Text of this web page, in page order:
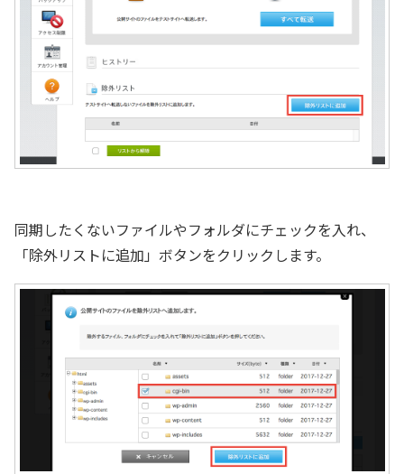
同期したくないファイルやフォルダにチェックを入れ、
「除外リストに追加」ボタンをクリックします。